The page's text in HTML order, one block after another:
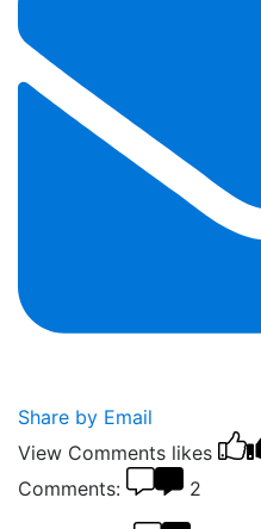
Share by Email
View Comments likes
Comments:
2